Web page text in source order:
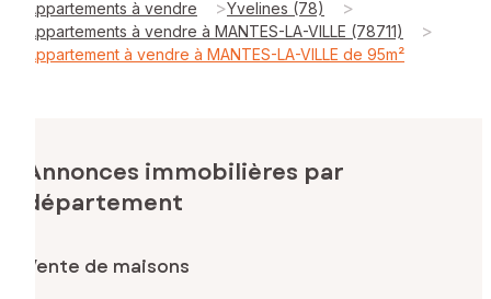
Appartements à vendre >Yvelines (78) >
Appartements à vendre à MANTES-LA-VILLE (78711) >
Appartement à vendre à MANTES-LA-VILLE de 95m²
Annonces immobilières par
département
Vente de maisons